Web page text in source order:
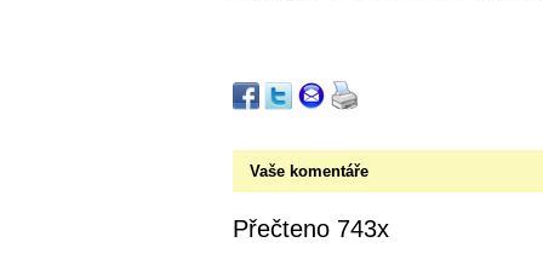
Vaše komentáře
Přečteno 743x